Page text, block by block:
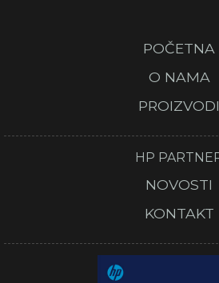
POČETNA
O NAMA
PROIZVODI
HP
NOVOSTI
KONTAKT